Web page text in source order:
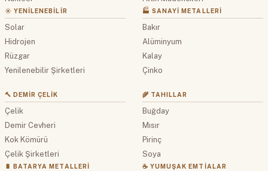
☀️ YENILENEBILIR
Solar
Hidrojen
Rüzgar
Yenilenebilir Şirketleri
🏭 SANAYI METALLERI
Bakır
Alüminyum
Kalay
Çinko
🔨 DEMIR ÇELIK
Çelik
Demir Cevheri
Kok Kömürü
Çelik Şirketleri
🔋 BATARYA METALLERI
🌾 TAHILLAR
Buğday
Mısır
Pirinç
Soya
☕ YUMUŞAK EMTIALAR